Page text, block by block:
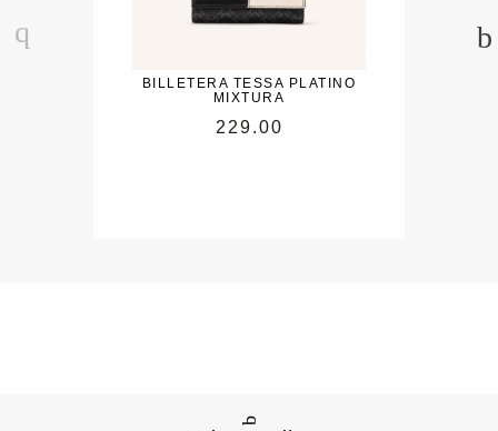
BILLETERA TESSA PLATINO
MIXTURA
229.00